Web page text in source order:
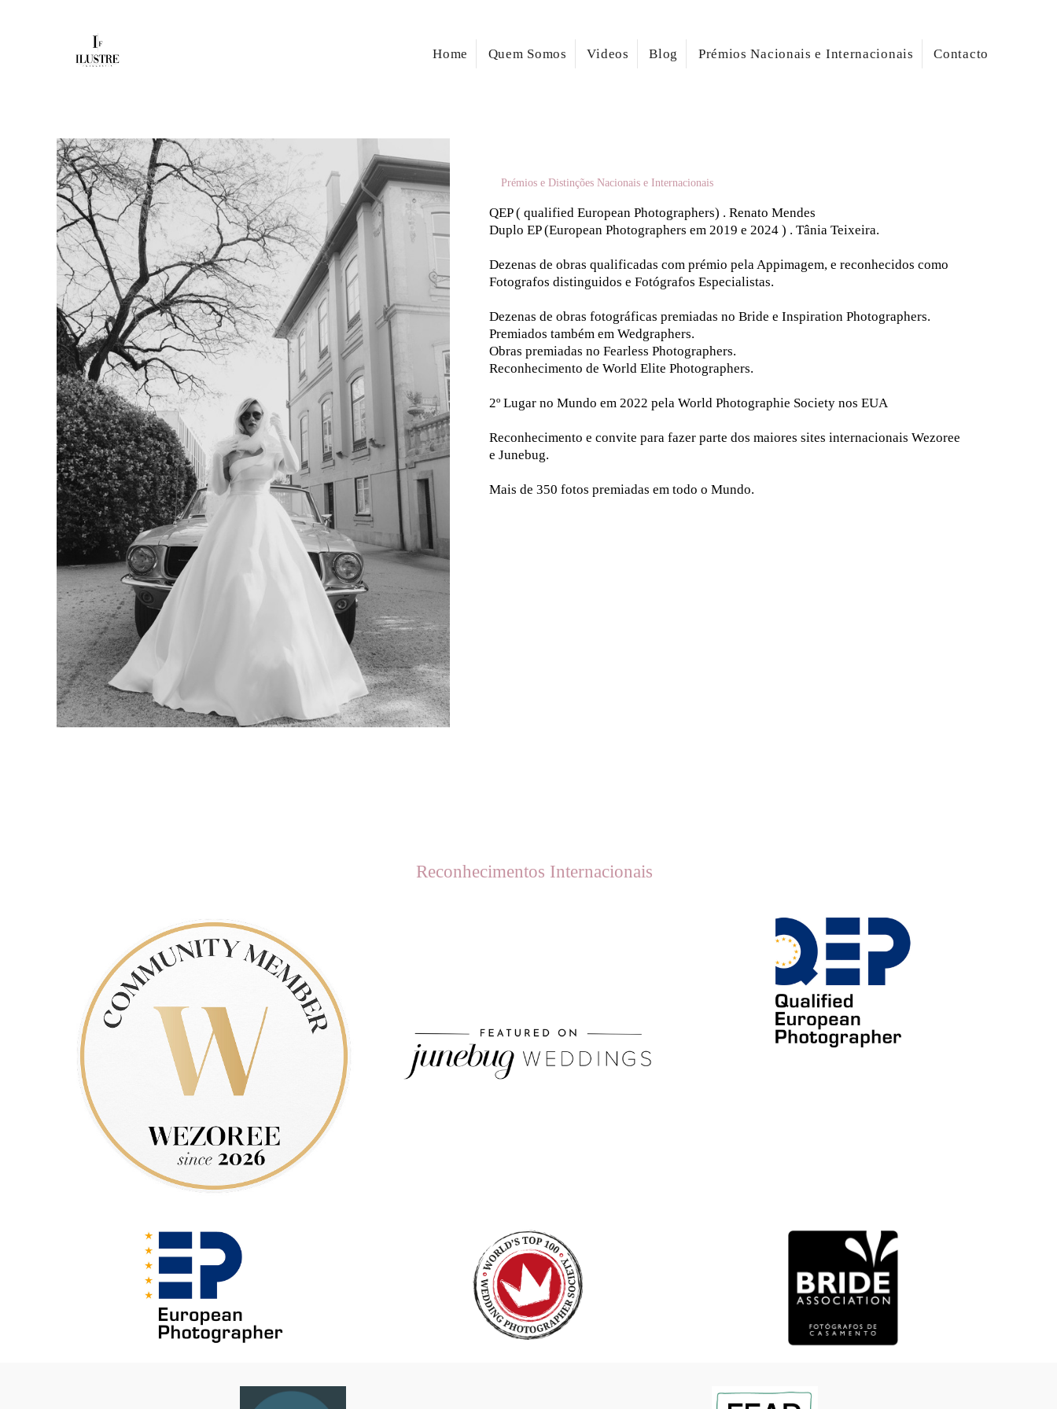
Home Quem Somos Videos Blog Prémios Nacionais e Internacionais Contacto
Prémios e Distinções Nacionais e Internacionais
QEP ( qualified European Photographers) . Renato Mendes
Duplo EP (European Photographers em 2019 e 2024 ) . Tânia Teixeira.
Dezenas de obras qualificadas com prémio pela Appimagem, e reconhecidos como
Fotografos distinguidos e Fotógrafos Especialistas.
Dezenas de obras fotográficas premiadas no Bride e Inspiration Photographers.
Premiados também em Wedgraphers.
Obras premiadas no Fearless Photographers.
Reconhecimento de World Elite Photographers.
2º Lugar no Mundo em 2022 pela World Photographie Society nos EUA
Reconhecimento e convite para fazer parte dos maiores sites internacionais Wezoree
e Junebug.
Mais de 350 fotos premiadas em todo o Mundo.
Reconhecimentos Internacionais